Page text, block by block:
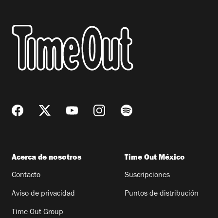
Acerca de nosotros
Contacto
Aviso de privacidad
Time Out Group
Time Out México
Suscripciones
Puntos de distribución